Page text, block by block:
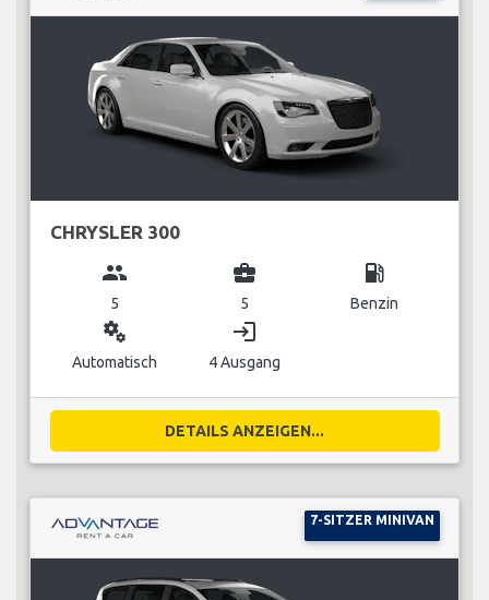
CHRYSLER 300
group
5
business_center
5
local_gas_station
Benzin
miscellaneous_services
Automatisch
login
4 Ausgang
DETAILS ANZEIGEN...
7-SITZER MINIVAN